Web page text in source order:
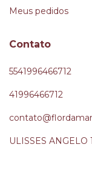
Meus pedidos
Contato
5541996466712
41996466712
ULISSES ANGELO